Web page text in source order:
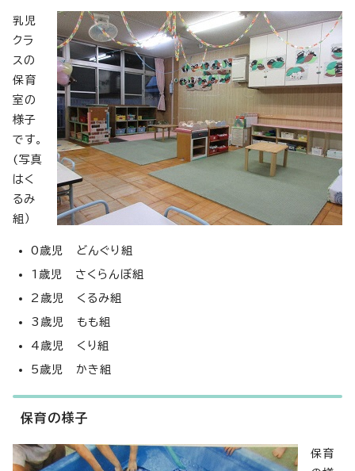
乳児
クラ
スの
保育
室の
様子
です。
(写真
はく
るみ
組）
0歳児 どんぐり組
1歳児 さくらんぼ組
2歳児 くるみ組
3歳児 もも組
4歳児 くり組
5歳児 かき組
保育の様子
保育